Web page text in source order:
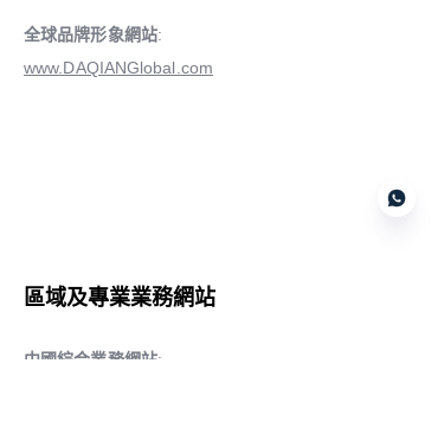
全球品牌形象網站:
www.DAQIANGlobal.com
區域及專業業務網站
中國綜合業務網站: